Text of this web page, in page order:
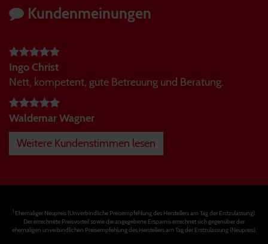
Kundenmeinungen
Ingo Christ
Nett, kompetent, gute Betreuung und Beratung.
Waldemar Wagner
Weitere Kundenstimmen lesen
1Ehemaliger Neupreis (Unverbindliche Preisempfehlung des Herstellers am Tag der Erstzulassung).
Der errechnete Preisvorteil sowie die angegebene Ersparnis errechnet sich gegenüber der
ehemaligen unverbindlichen Preisempfehlung des Herstellers am Tag der Erstzulassung (Neupreis).